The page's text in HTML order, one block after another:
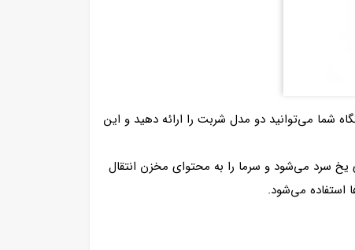
شما می‌توانید دو مدل شربت را ارائه دهید و این
یخ سرد می‌شود و سرما را به محتوای مخزن انتقال
استفاده می‌شود.